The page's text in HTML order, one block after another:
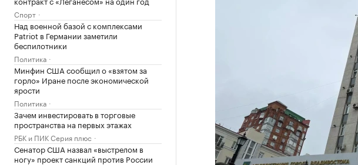
Спорт
Над военной базой с комплексами
Patriot в Германии заметили
беспилотники
Политика
Минфин США сообщил о «взятом за
горло» Иране после экономической
ярости
Политика
Зачем инвестировать в торговые
пространства на первых этажах
РБК и ПИК Серия плюс
Сенатор США назвал «выстрелом в
ногу» проект санкций против России